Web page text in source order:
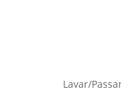
Lavar/